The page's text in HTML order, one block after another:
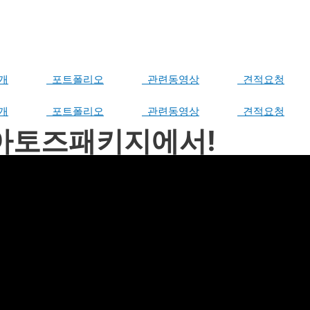
포트폴리오 관련동영상 견적요청
포트폴리오 관련동영상 견적요청
토즈패키지에서!